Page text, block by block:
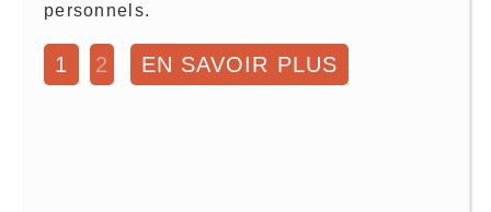
personnels.
1 2 EN SAVOIR PLUS